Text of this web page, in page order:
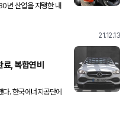
년 산업을 지탱한 내
로 의존해야 했던 운
21.12.13
, 복합연비
. 한국에너지공단에
비 인증을 완료했다.